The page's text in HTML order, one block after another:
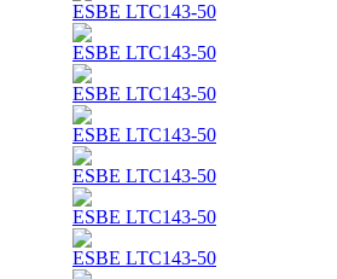
ESBE LTC143-50
ESBE LTC143-50
ESBE LTC143-50
ESBE LTC143-50
ESBE LTC143-50
ESBE LTC143-50
ESBE LTC143-50